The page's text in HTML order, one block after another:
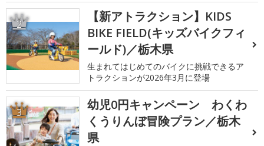
2
【新アトラクション】KIDS
BIKE FIELD(キッズバイクフィ
ールド)／栃木県
生まれてはじめてのバイクに挑戦できるア
トラクションが2026年3月に登場
3
幼児0円キャンペーン わくわ
くうりんぼ冒険プラン／栃木
県